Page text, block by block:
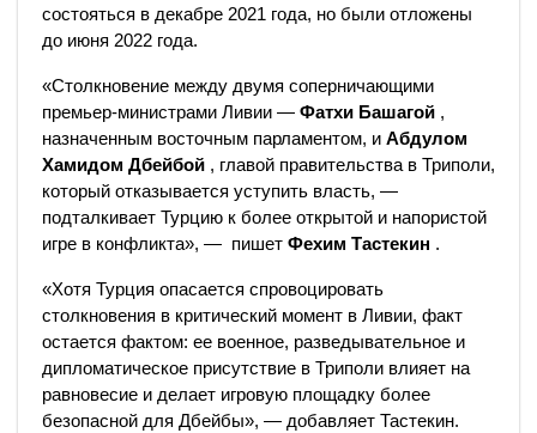
состояться в декабре 2021 года, но были отложены
до июня 2022 года.
«Столкновение между двумя соперничающими
премьер-министрами Ливии — Фатхи Башагой ,
назначенным восточным парламентом, и Абдулом
Хамидом Дбейбой , главой правительства в Триполи,
который отказывается уступить власть, —
подталкивает Турцию к более открытой и напористой
игре в конфликта», — пишет Фехим Тастекин .
«Хотя Турция опасается спровоцировать
столкновения в критический момент в Ливии, факт
остается фактом: ее военное, разведывательное и
дипломатическое присутствие в Триполи влияет на
равновесие и делает игровую площадку более
безопасной для Дбейбы», — добавляет Тастекин.